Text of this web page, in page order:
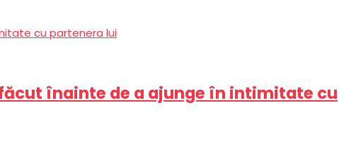
înainte de a ajunge în intimitate cu